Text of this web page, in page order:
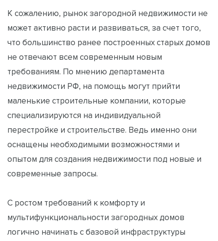
К сожалению, рынок загородной недвижимости не
может активно расти и развиваться, за счет того,
что большинство ранее построенных старых домов
не отвечают всем современным новым
требованиям. По мнению департамента
недвижимости РФ, на помощь могут прийти
маленькие строительные компании, которые
специализируются на индивидуальной
перестройке и строительстве. Ведь именно они
оснащены необходимыми возможностями и
опытом для создания недвижимости под новые и
современные запросы.
С ростом требований к комфорту и
мультифункциональности загородных домов
логично начинать с базовой инфраструктуры